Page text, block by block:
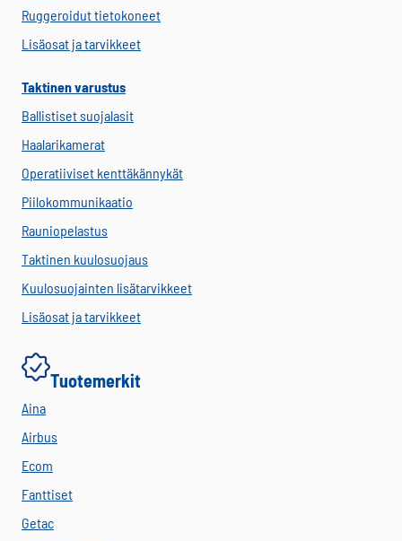
Ruggeroidut tietokoneet
Lisäosat ja tarvikkeet
Taktinen varustus
Ballistiset suojalasit
Haalarikamerat
Operatiiviset kenttäkännykät
Piilokommunikaatio
Rauniopelastus
Taktinen kuulosuojaus
Kuulosuojainten lisätarvikkeet
Lisäosat ja tarvikkeet
Tuotemerkit
Aina
Airbus
Ecom
Fanttiset
Getac